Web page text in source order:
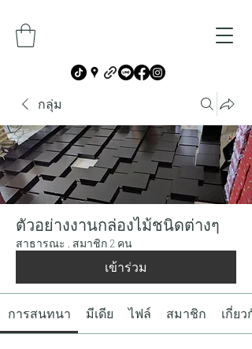
กลุ่ม
ตัวอย่างงานกล่องไม้ชนิดต่างๆ
สาธารณะ · สมาชิก 2 คน
เข้าร่วม
การสนทนา มีเดีย ไฟล์ สมาชิก เกี่ยว